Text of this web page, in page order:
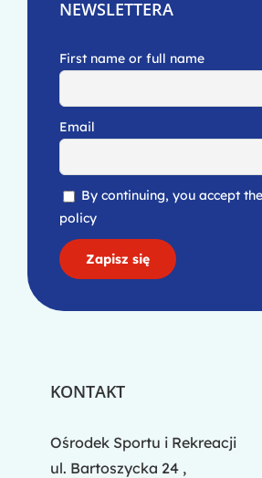
NEWSLETTERA
First name or full name
Email
By continuing, you accept
policy
KONTAKT
Ośrodek Sportu i Rekreacji
ul. Bartoszycka 24 ,